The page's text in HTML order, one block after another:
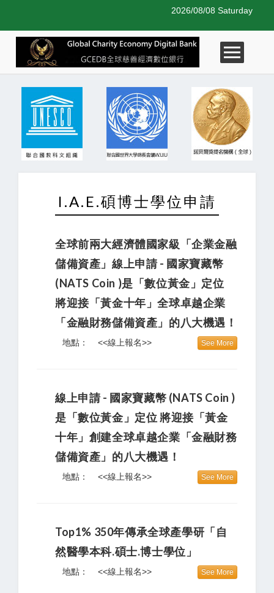
2026/08/08 Saturday
I.A.E.碩博士學位申請
全球前兩大經濟體國家級「企業金融
儲備資產」線上申請 - 國家寶藏幣
(NATS Coin )是「數位黃金」定位
將迎接「黃金十年」全球卓越企業
「金融財務儲備資產」的八大機遇！
地點： <<線上報名>> See More
線上申請 - 國家寶藏幣 (NATS Coin )
是「數位黃金」定位 將迎接「黃金
十年」創建全球卓越企業「金融財務
儲備資產」的八大機遇！
地點： <<線上報名>> See More
Top1% 350年傳承全球產學研「自
然醫學本科.碩士.博士學位」
地點： <<線上報名>> See More